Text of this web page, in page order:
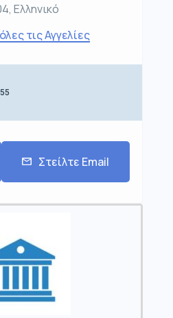
Ελληνικό
τις Αγγελίες
Στείλτε Email